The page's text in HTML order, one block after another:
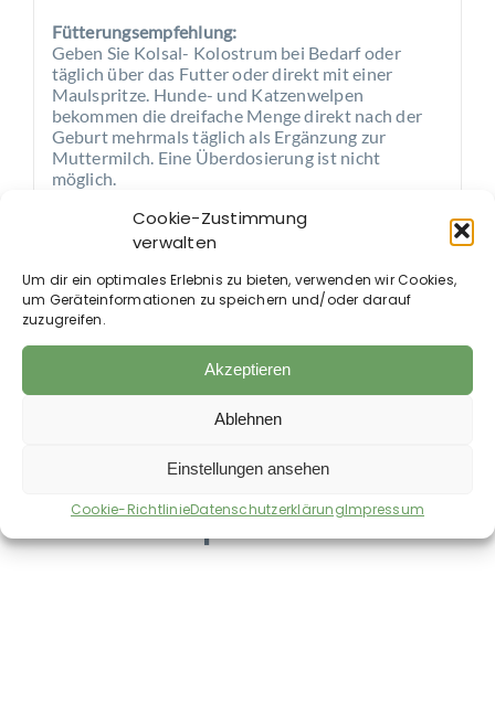
Cookie-Zustimmung
verwalten
Um dir ein optimales Erlebnis zu bieten, verwenden wir Cookies,
um Geräteinformationen zu speichern und/oder darauf
zuzugreifen.
Akzeptieren
Ablehnen
Einstellungen ansehen
Cookie-RichtlinieDatenschutzerklärungImpressum
Fütterungsempfehlung:
Geben Sie Kolsal- Kolostrum bei Bedarf oder
täglich über das Futter oder direkt mit einer
Maulspritze. Hunde- und Katzenwelpen
bekommen die dreifache Menge direkt nach der
Geburt mehrmals täglich als Ergänzung zur
Muttermilch. Eine Überdosierung ist nicht
möglich.
15 kg Körpermasse = 6 ml.
≥ 40 kg Körpermasse = 10 ml.
Lagerempfehlung:
Haltbarkeit nach dem Öffnen: 1 Woche. Stets im
Auch im Shop erhältlich: